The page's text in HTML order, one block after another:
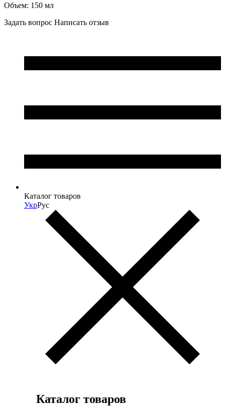
Объем: 150 мл
Задать вопрос Написать отзыв
Каталог товаров
УкрРус
Каталог товаров